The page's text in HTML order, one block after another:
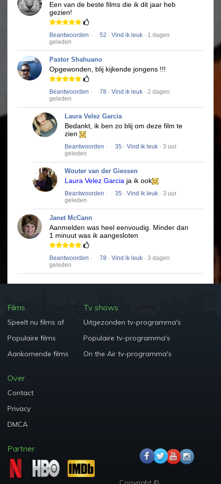
Een van de beste films die ik dit jaar heb
gezien!
Beantwoorden · 52 · Vind ik leuk · 1 dagen
geleden
Pastor Shahuano
Opgewonden, blij kijkende jongens !!!
Beantwoorden · 78 · Vind ik leuk · 2 dagen
geleden
Laura Velez Garcia
Bedankt, ik ben zo blij om deze film te
zien
Beantwoorden · 35 · Vind ik leuk · 3 uur
geleden
Wouter van der Giessen
Laura Velez Garcia ja ik ook
Beantwoorden · 35 · Vind ik leuk · 3 uur
geleden
Janet McCann
Aanmelden was heel eenvoudig. Minder dan
1 minuut was ik aangesloten
Beantwoorden · 78 · Vind ik leuk · 3 dagen
geleden
Films
Speelt nu films af
Populaire films
Aankomende films
Tv shows
Uitgezonden tv-programma's
Populaire tv-programma's
On the Air tv-programma's
Over
Contact
Privacy
DMCA
Partner